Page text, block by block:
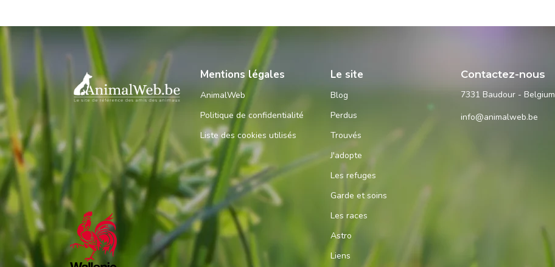
Mentions légales
AnimalWeb
Politique de confidentialité
Liste des cookies utilisés
Le site
Blog
Perdus
Trouvés
J'adopte
Les refuges
Garde et soins
Les races
Astro
Liens
Contactez-nous
7331 Baudour - Belgium
info@animalweb.be